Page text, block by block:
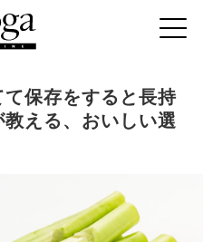
て保存をすると長持
える、おいしい選